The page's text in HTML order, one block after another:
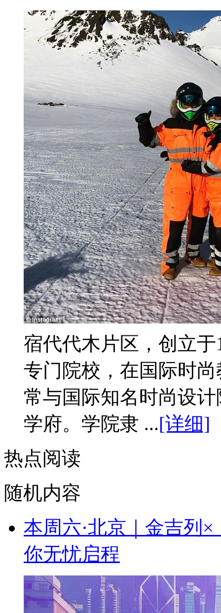
宿代代木片区，创立
专门院校，在国际时
常与国际知名时尚设
学府。学院隶 ...[详细]
热点阅读
随机内容
本周六·北京｜金吉列
你无忧启程